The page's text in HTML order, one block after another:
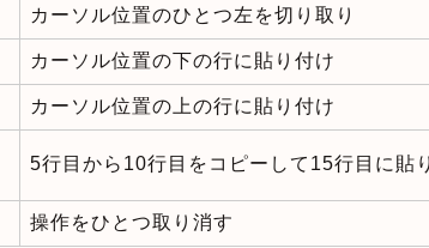
カーソル位置のひとつ左を切り取り
カーソル位置の下の行に貼り付け
カーソル位置の上の行に貼り付け
5行目から10行目をコピーして15行目に貼
操作をひとつ取り消す